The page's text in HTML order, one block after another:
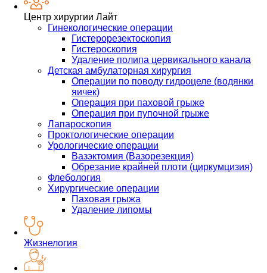
Центр хирургии Лайт
Гинекологические операции
Гистерорезектоскопия
Гистероскопия
Удаление полипа цервикального канала
Детская амбулаторная хирургия
Операции по поводу гидроцеле (водянки
яичек)
Операция при паховой грыже
Операция при пупочной грыже
Лапароскопия
Проктологические операции
Урологические операции
Вазэктомия (Вазорезекция)
Обрезание крайней плоти (циркумцизия)
Флебология
Хирургические операции
Паховая грыжа
Удаление липомы
Жизнелогия